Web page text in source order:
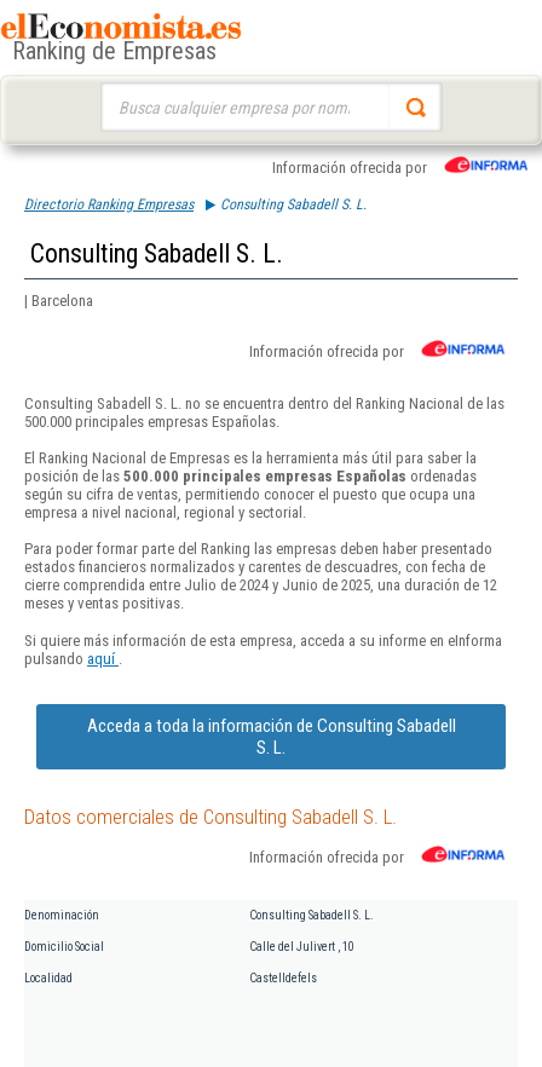
Ranking de Empresas
Información ofrecida por
Directorio Ranking Empresas Consulting Sabadell S. L.
Consulting Sabadell S. L.
| Barcelona
Información ofrecida por
Consulting Sabadell S. L. no se encuentra dentro del Ranking Nacional de las
500.000 principales empresas Españolas.
El Ranking Nacional de Empresas es la herramienta más útil para saber la
posición de las 500.000 principales empresas Españolas ordenadas
según su cifra de ventas, permitiendo conocer el puesto que ocupa una
empresa a nivel nacional, regional y sectorial.
Para poder formar parte del Ranking las empresas deben haber presentado
estados financieros normalizados y carentes de descuadres, con fecha de
cierre comprendida entre Julio de 2024 y Junio de 2025, una duración de 12
meses y ventas positivas.
Si quiere más información de esta empresa, acceda a su informe en eInforma
pulsando aquí
Acceda a toda la información de Consulting Sabadell
S. L.
Datos comerciales de Consulting Sabadell S. L.
Información ofrecida por
Denominación Consulting Sabadell S. L.
Domicilio Social Calle del Julivert , 10
Localidad Castelldefels